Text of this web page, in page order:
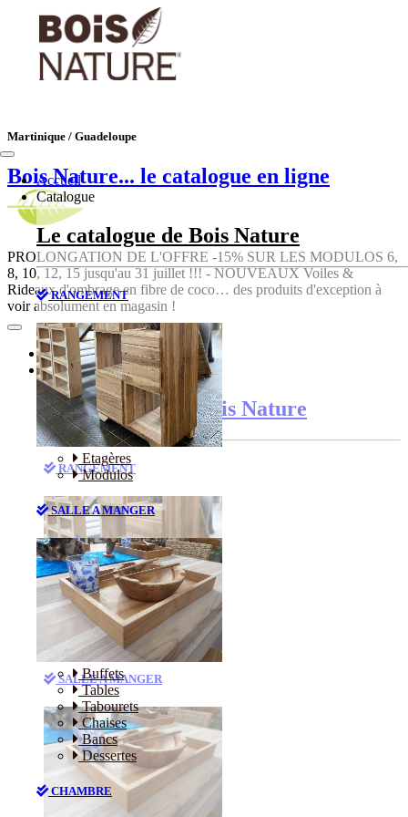
Martinique / Guadeloupe
Bois Nature... le catalogue en ligne
PROLONGATION DE L'OFFRE -15% SUR LES MODULOS 6,
8, 10, 12, 15 jusqu'au 31 juillet !!! - NOUVEAUX Voiles &
Rideaux d'ombrage en fibre de coco… des produits d'exception à
voir absolument en magasin !
Accueil
Catalogue
Le catalogue de Bois Nature
RANGEMENT
Etagères
Modulos
SALLE A MANGER
Buffets
Tables
Tabourets
Chaises
Bancs
Dessertes
CHAMBRE
Accueil
Catalogue
Le catalogue de Bois Nature
RANGEMENT
Etagères
Modulos
SALLE A MANGER